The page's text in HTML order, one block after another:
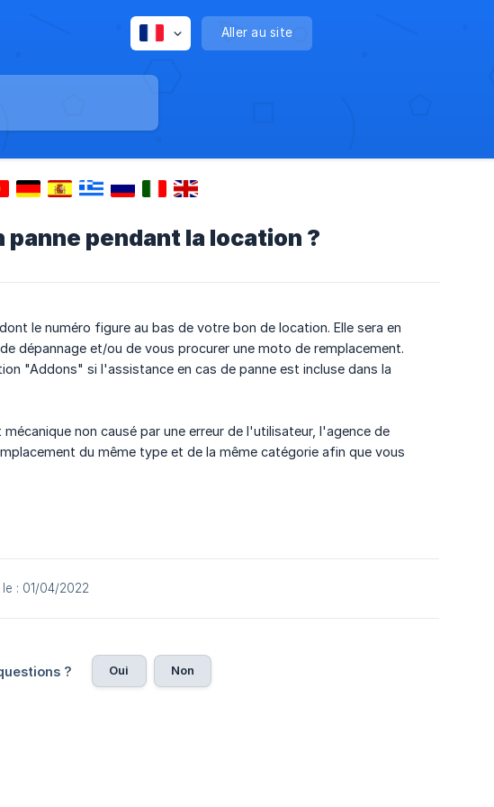
Aller au site
pendant la location ?
le numéro figure au bas de votre bon de location. Elle sera en
dépannage et/ou de vous procurer une moto de remplacement.
"Addons" si l'assistance en cas de panne est incluse dans la
non causé par une erreur de l'utilisateur, l'agence de
du même type et de la même catégorie afin que vous
: 01/04/2022
? Oui Non